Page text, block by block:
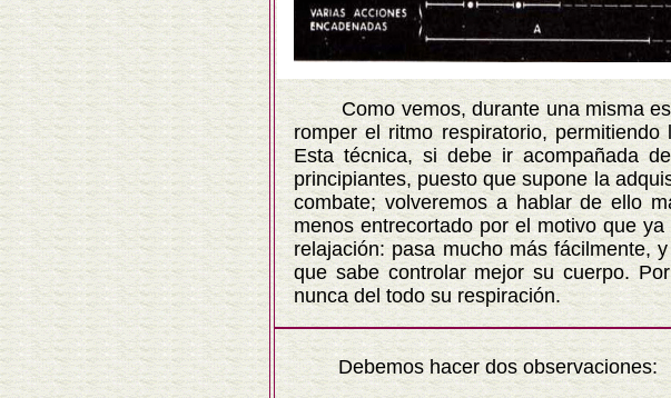
Como vemos, durante una misma
romper el ritmo respiratorio,
Esta técnica, si debe ir acompañada
principiantes, puesto que supone la
combate; volveremos a hablar de ello
menos entrecortado por el motivo que
relajación: pasa mucho más fácilmente,
que sabe controlar mejor su cuerpo.
nunca del todo su respiración.
Debemos hacer dos observaciones: